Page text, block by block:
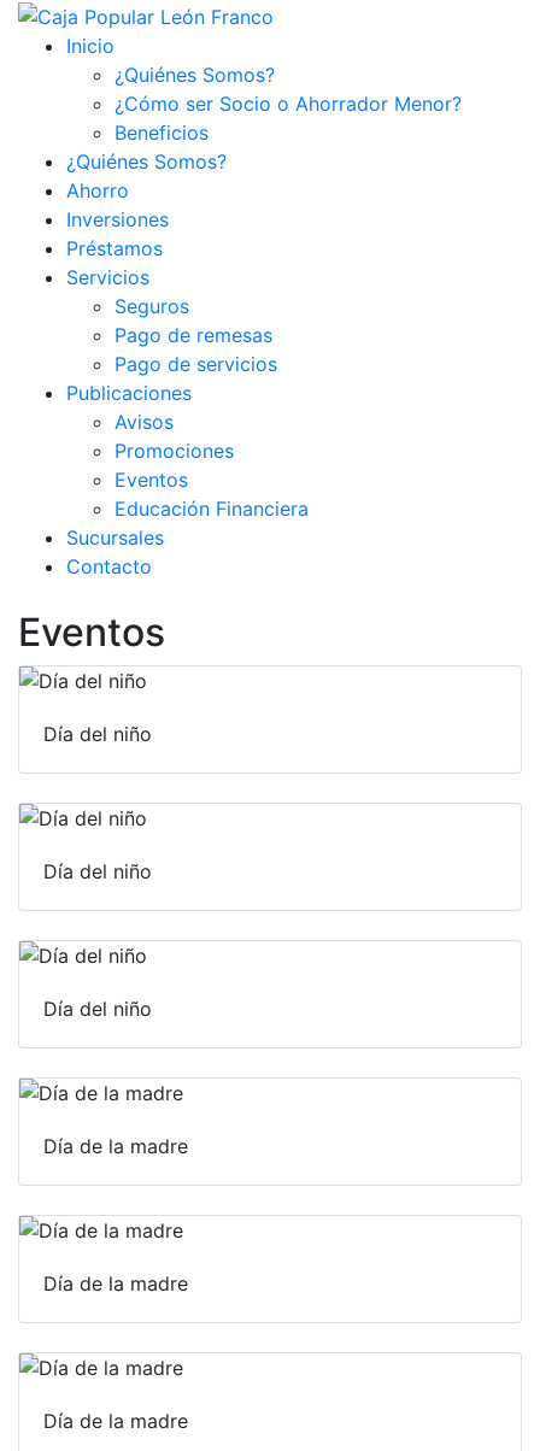
Inicio
¿Quiénes Somos?
¿Cómo ser Socio o Ahorrador Menor?
Beneficios
¿Quiénes Somos?
Ahorro
Inversiones
Préstamos
Servicios
Seguros
Pago de remesas
Pago de servicios
Publicaciones
Avisos
Promociones
Eventos
Educación Financiera
Sucursales
Contacto
Eventos
Día del niño
Día del niño
Día del niño
Día de la madre
Día de la madre
Día de la madre